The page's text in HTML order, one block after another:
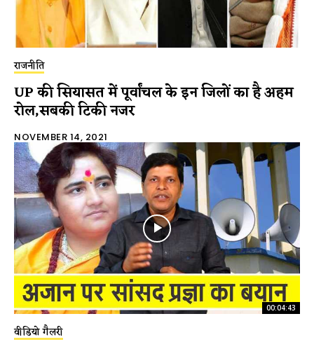
राजनीति
UP की सियासत में पूर्वांचल के इन जिलों का है अहम
रोल,सबकी टिकी नजर
NOVEMBER 14, 2021
00:04:43
वीडियो गैलरी